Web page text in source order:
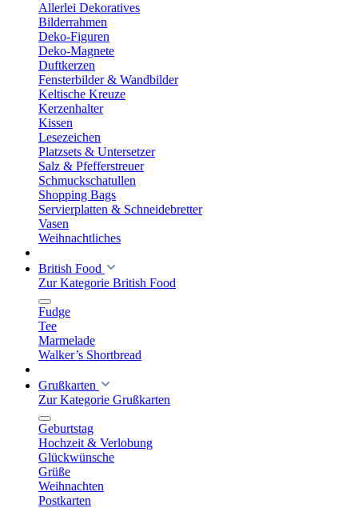
Allerlei Dekoratives
Bilderrahmen
Deko-Figuren
Deko-Magnete
Duftkerzen
Fensterbilder & Wandbilder
Keltische Kreuze
Kerzenhalter
Kissen
Lesezeichen
Platzsets & Untersetzer
Salz & Pfefferstreuer
Schmuckschatullen
Shopping Bags
Servierplatten & Schneidebretter
Vasen
Weihnachtliches
British Food
Zur Kategorie British Food
Fudge
Tee
Marmelade
Walker’s Shortbread
Grußkarten
Zur Kategorie Grußkarten
Geburtstag
Hochzeit & Verlobung
Glückwünsche
Grüße
Weihnachten
Postkarten